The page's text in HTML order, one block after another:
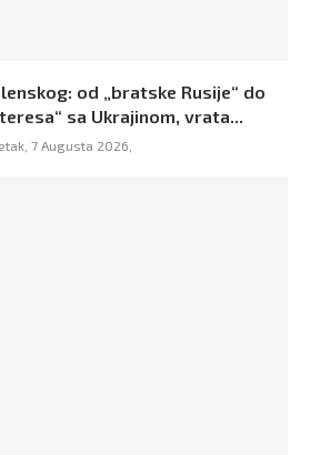
od „bratske Rusije“ do
sa Ukrajinom, vrata...
7 Augusta 2026,